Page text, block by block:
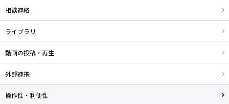
相談連絡
ライブラリ
動画の投稿・再生
外部連携
操作性・利便性